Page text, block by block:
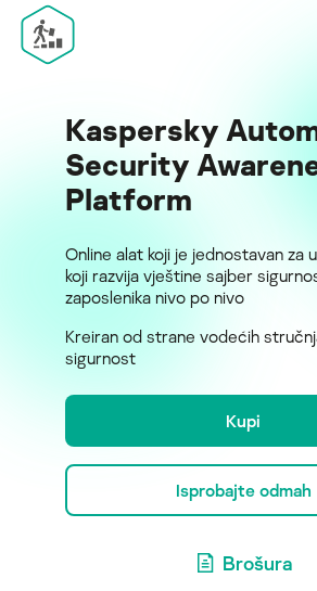
Kaspersky
Security
Platform
Online alat koji je jednostavan za
koji razvija vještine sajber
zaposlenika nivo po nivo
Kreiran od strane vodećih
sigurnost
Kupi
Isprobajte odmah
Brošura